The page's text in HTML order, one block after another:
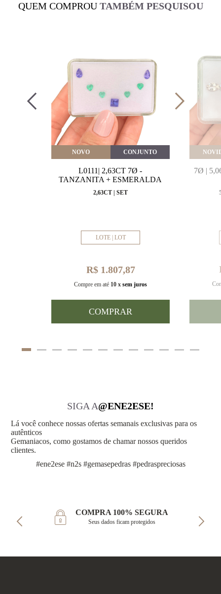
QUEM COMPROU TAMBÉM PESQUISOU
NOVO CONJUNTO
L0111| 2,63CT 7Ø -
TANZANITA + ESMERALDA
2,63CT | SET
LOTE | LOT
R$ 1.807,87
Compre em até 10 x sem juros
COMPRAR
7Ø |
SIGA A@ENE2ESE!
Lá você conhece nossas ofertas semanais exclusivas para os
autênticos
Gemaniacos, como gostamos de chamar nossos queridos
clientes.
#ene2ese #n2s #gemasepedras #pedraspreciosas
COMPRA 100% SEGURA
Seus dados ficam protegidos